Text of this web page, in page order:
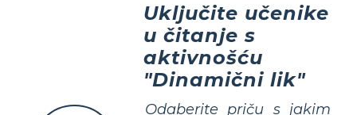
Uključite učenike
u čitanje s
aktivnošću
"Dinamični lik"
Odaberite priču s jakim